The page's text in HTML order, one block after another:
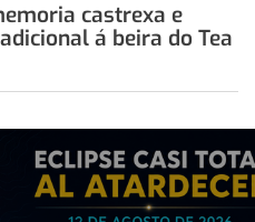
castrexa e
á beira do Tea